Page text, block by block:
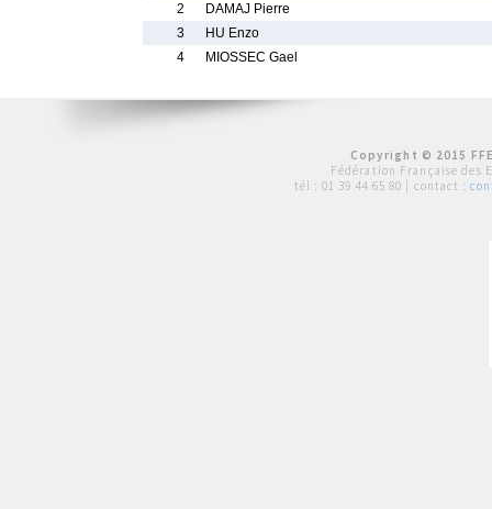
2
DAMAJ Pierre
3
HU Enzo
4
MIOSSEC Gael
Copyright © 2015
Fédération Française des
tél : 01 39 44 65 80 | contact :